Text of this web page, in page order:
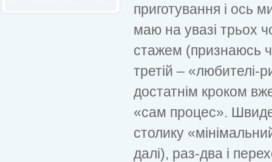
приготування і ось
маю на увазі трьох
стажем (признаюсь
третій – «любителі-
достатнім кроком
«сам процес».
столику
далі), раз-два і